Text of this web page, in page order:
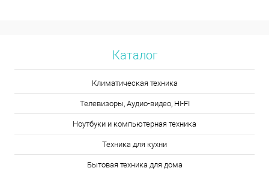
Каталог
Климатическая техника
Телевизоры, Аудио-видео, HI-FI
Ноутбуки и компьютерная техника
Техника для кухни
Бытовая техника для дома